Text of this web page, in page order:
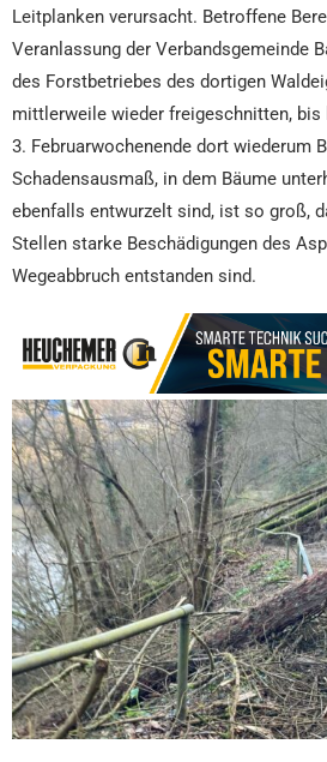
Leitplanken verursacht. Betroffene
Veranlassung der Verbandsgemeinde
des Forstbetriebes des dortigen
mittlerweile wieder freigeschnitten,
3. Februarwochenende dort wiederum
Schadensausmaß, in dem Bäume
ebenfalls entwurzelt sind, ist so groß,
Stellen starke Beschädigungen des
Wegeabbruch entstanden sind.